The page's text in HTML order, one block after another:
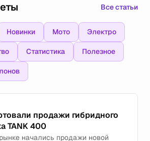
Все статьи
Новинки Мото Электро
Статистика Полезное
продажи гибридного
TANK 400
начались продажи новой